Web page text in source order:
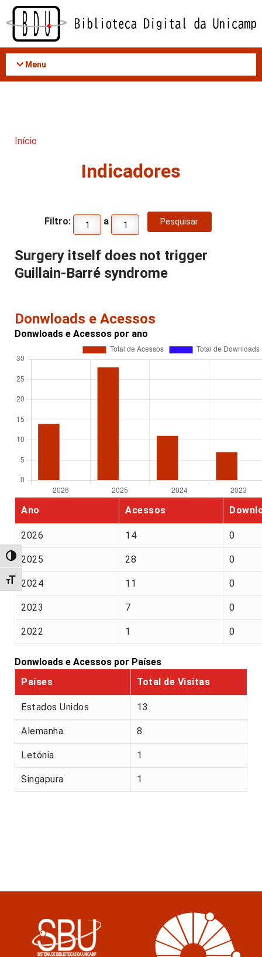
Acessar
conteúdo
Alternar alto contraste
Alternar tamanho da fonte
Menu
Início
Indicadores
Filtro: a
Surgery itself does not trigger
Guillain-Barré syndrome
Donwloads e Acessos
Donwloads e Acessos por ano
Ano Acessos
2026 14 0
2025 28 0
2024 11 0
2023 7 0
2022 1 0
Donwloads e Acessos por Países
Países
Total de Visitas
Estados Unidos 13
Alemanha 8
Letónia 1
Singapura 1